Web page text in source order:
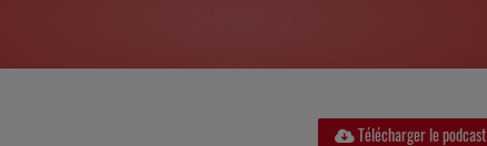
Télécharger le podcast